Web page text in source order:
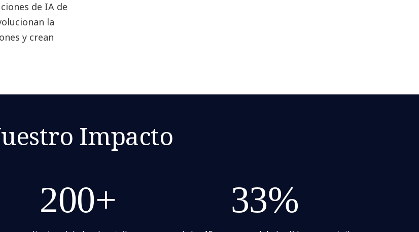
de IA de
la
y crean
Impacto
200+ 33%